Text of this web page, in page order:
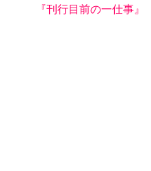
『刊行目前の一仕事』